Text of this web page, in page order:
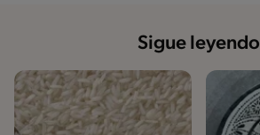
Sigue leyendo